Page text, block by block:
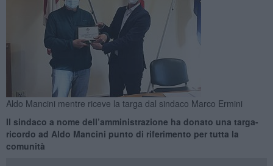
Aldo Mancini mentre riceve la targa dal sindaco Marco Ermini
Il sindaco a nome dell’amministrazione ha donato una targa-
ricordo ad Aldo Mancini punto di riferimento per tutta la
comunità